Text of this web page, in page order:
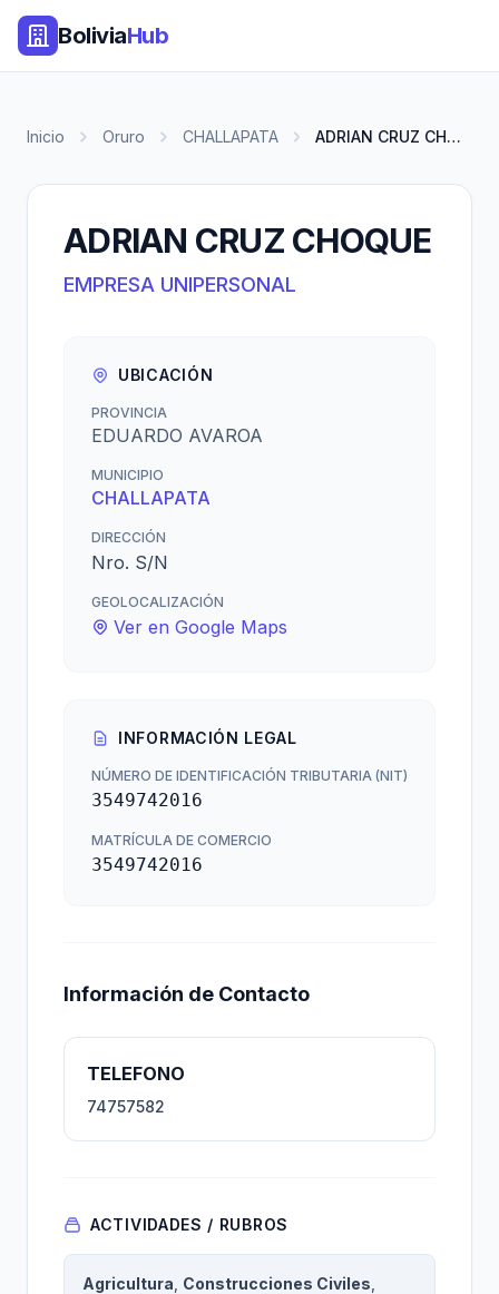
BoliviaHub
Inicio Oruro CHALLAPATA ADRIAN CRUZ CHOQUE
ADRIAN CRUZ CHOQUE
EMPRESA UNIPERSONAL
UBICACIÓN
PROVINCIA
EDUARDO AVAROA
MUNICIPIO
CHALLAPATA
DIRECCIÓN
Nro. S/N
GEOLOCALIZACIÓN
Ver en Google Maps
INFORMACIÓN LEGAL
NÚMERO DE IDENTIFICACIÓN TRIBUTARIA (NIT)
3549742016
MATRÍCULA DE COMERCIO
3549742016
Información de Contacto
TELEFONO
74757582
ACTIVIDADES / RUBROS
Agricultura Construcciones Civiles